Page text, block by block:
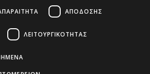
χωρίς Κατάστημα
B2B
ΑΠΌΔΟΣΗΣ
ΛΕΙΤΟΥΡΓΙΚΌΤΗΤΑΣ